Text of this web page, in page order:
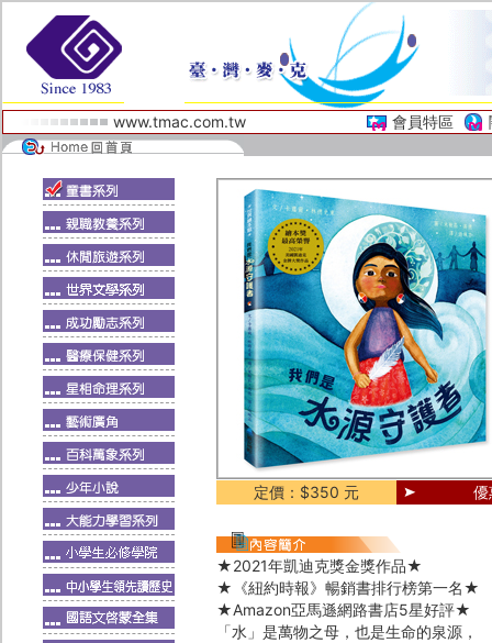
www.tmac.com.tw 會員特區
定價：$350 元
★2021年凱迪克獎金獎作品★
★《紐約時報》暢銷書排行榜第一名★
★Amazon亞馬遜網路書店5星好評★
「水」是萬物之母，也是生命的泉源，